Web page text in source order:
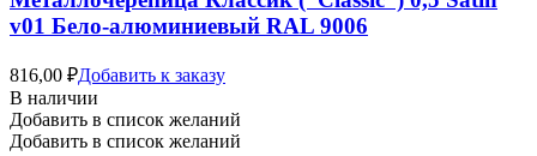
v01 Бело-алюминиевый RAL 9006
816,00 ₽Добавить к заказу
В наличии
Добавить в список желаний
Добавить в список желаний